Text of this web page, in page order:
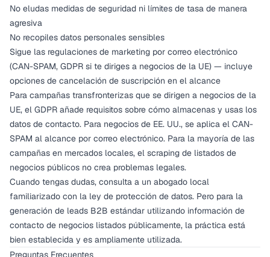
No eludas medidas de seguridad ni límites de tasa de manera
agresiva
No recopiles datos personales sensibles
Sigue las regulaciones de marketing por correo electrónico
(CAN-SPAM, GDPR si te diriges a negocios de la UE) — incluye
opciones de cancelación de suscripción en el alcance
Para campañas transfronterizas que se dirigen a negocios de la
UE, el GDPR añade requisitos sobre cómo almacenas y usas los
datos de contacto. Para negocios de EE. UU., se aplica el CAN-
SPAM al alcance por correo electrónico. Para la mayoría de las
campañas en mercados locales, el scraping de listados de
negocios públicos no crea problemas legales.
Cuando tengas dudas, consulta a un abogado local
familiarizado con la ley de protección de datos. Pero para la
generación de leads B2B estándar utilizando información de
contacto de negocios listados públicamente, la práctica está
bien establecida y es ampliamente utilizada.
Preguntas Frecuentes